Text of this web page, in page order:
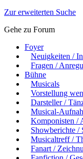
Zur erweiterten Suche
Gehe zu Forum
Foyer
Neuigkeiten /
Fragen /
Bühne
Musicals
Vorstellung
Darsteller /
Musical-
Komponisten /
Showberichte /
Musicaltreff /
Fanart /